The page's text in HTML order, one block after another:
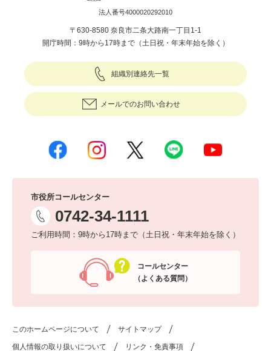
法人番号4000020292010
〒630-8580 奈良市二条大路南一丁目1-1
開庁時間：9時から17時まで（土日祝・年末年始を除く）
組織別連絡先一覧
メールでのお問い合わせ
市役所コールセンター
0742-34-1111
ご利用時間：9時から17時まで（土日祝・年末年始を除く）
コールセンター
（よくある質問）
このホームページについて サイトマップ
個人情報の取り扱いについて リンク・免責事項